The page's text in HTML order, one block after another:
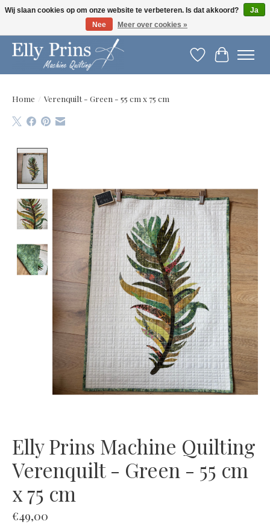
Let op: gewijzigde openingstijden!
Verlanglijst
Home / Verenquilt - Green - 55 cm x 75 cm
Elly Prins Machine Quilting
Verenquilt - Green - 55 cm
x 75 cm
€49,00
Wij slaan cookies op om onze website te verbeteren. Is dat akkoord?
Ja
Nee
Meer over cookies »